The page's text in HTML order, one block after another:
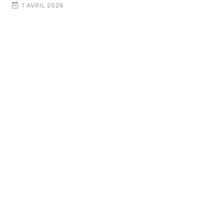
1 AVRIL 2026